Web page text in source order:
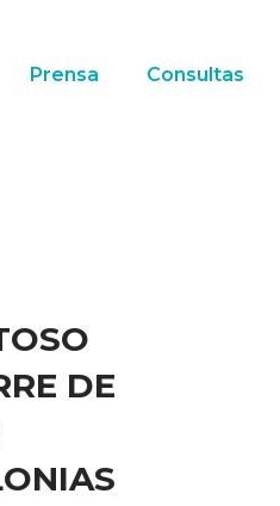
Prensa Consultas
DE